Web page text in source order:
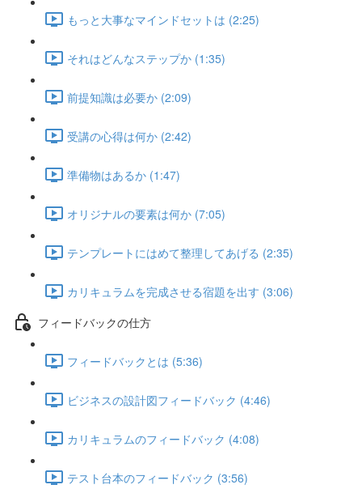
もっと大事なマインドセットは (2:25)
それはどんなステップか (1:35)
前提知識は必要か (2:09)
受講の心得は何か (2:42)
準備物はあるか (1:47)
オリジナルの要素は何か (7:05)
テンプレートにはめて整理してあげる (2:35)
カリキュラムを完成させる宿題を出す (3:06)
フィードバックの仕方
フィードバックとは (5:36)
ビジネスの設計図フィードバック (4:46)
カリキュラムのフィードバック (4:08)
テスト台本のフィードバック (3:56)